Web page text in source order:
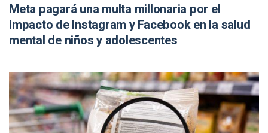
Meta pagará una multa millonaria por el
impacto de Instagram y Facebook en la salud
mental de niños y adolescentes